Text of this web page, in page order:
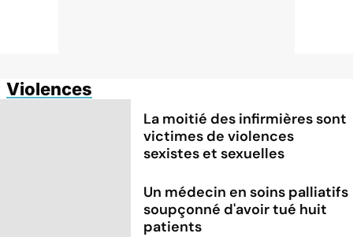
Violences
La moitié des infirmières sont
victimes de violences
sexistes et sexuelles
Un médecin en soins palliatifs
soupçonné d'avoir tué huit
patients